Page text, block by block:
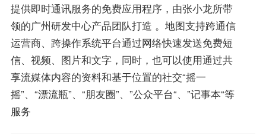
提供即时通讯服务的免费应用程序，由张小龙所带
领的广州研发中心产品团队打造 。地图支持跨通信
运营商、跨操作系统平台通过网络快速发送免费短
信、视频、图片和文字，同时，也可以使用通过共
享流媒体内容的资料和基于位置的社交“摇一
摇”、“漂流瓶”、“朋友圈”、”公众平台“、”记事本“等
服务